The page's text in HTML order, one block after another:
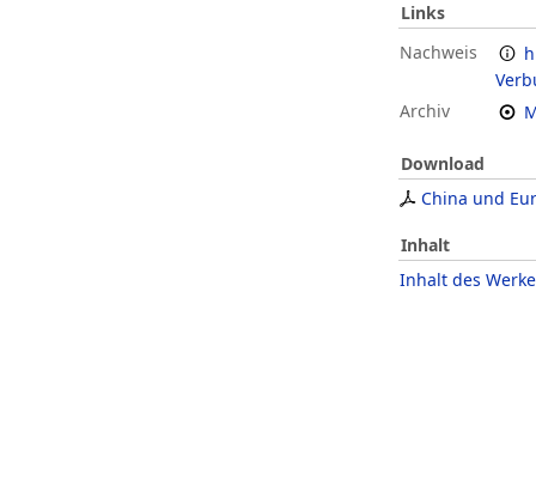
Links
Nachweis
Archiv
Download
China und
Inhalt
Inhalt des